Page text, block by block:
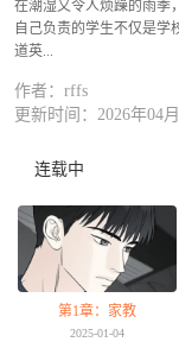
在潮湿又令人烦躁的雨季
自己负责的学生不仅是
道英...
作者：rffs
更新时间：2026年04
连载中
第1章：家教
2025-01-04